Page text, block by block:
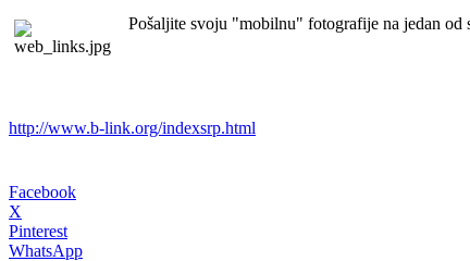
Pošaljite svoju "mobilnu" fotografije na jedan od
http://www.b-link.org/indexsrp.html
Facebook
X
Pinterest
WhatsApp